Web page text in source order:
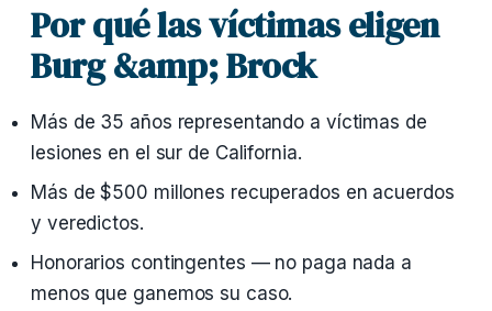
Por qué las víctimas eligen
Burg &amp; Brock
Más de 35 años representando a víctimas de
lesiones en el sur de California.
Más de $500 millones recuperados en acuerdos
y veredictos.
Honorarios contingentes — no paga nada a
menos que ganemos su caso.